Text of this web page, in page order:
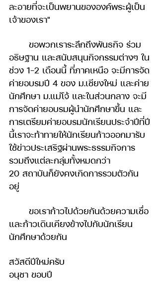
ละอายที่จะเป็นพยานขององค์พระผู้เป็น
เจ้าของเรา"
อธิษฐาน และสนับสนุนกิจกรรมต่างๆ ใน
ช่วง 1-2 เดือนนี้ ที่ภาคเหนือ จะมีการจัด
ค่ายอบรมปี 4 ของ ม.เชียงใหม่ และค่าย
นักศึกษา ม.แม่โจ้ และในส่วนกลาง จะมี
การจัดค่ายอบรมผู้นำนักศึกษาขึ้น และ
การเตรียมค่ายอบรมนักเรียนประจำปีที่ปี
นี้เราจะท้าทายให้นักเรียนก้าวออกมารับ
ใช้ข่าวประเสริฐผ่านพระธรรมกิจการ
รวมถึงแต่ละกลุ่มทั้งหมดกว่า
20 สถาบันก็ยังคงเกิดการรวมตัวกัน
อยู่
และก้าวเดินเคียงข้างไปกับนักเรียน
นักศึกษาด้วยกัน
สวัสดีปีใหม่ครับ
อนุชา ขอบปี